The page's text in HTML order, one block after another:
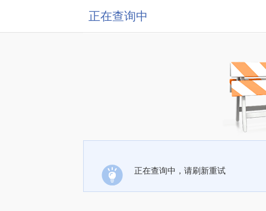
正在查询中
正在查询中，请刷新重试